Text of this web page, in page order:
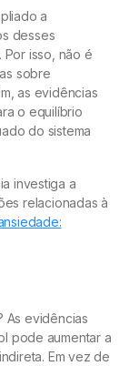
a
desses
Por isso, não é
sobre
as evidências
o equilíbrio
do sistema
investiga a
relacionadas à
As evidências
pode aumentar a
Em vez de